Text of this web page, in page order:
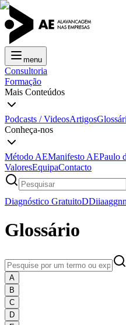
menu
Consultoria
Formação
Mais Conteúdos
Podcasts / VideosArtigos
Conheça-nos
Método AEManifesto AEPaulo
ValoresEquipaContacto
Diagnóstico GratuitoDDiiaaggnn
Glossário
A
B
C
D